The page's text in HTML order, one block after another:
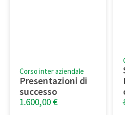
Corso inter aziendale
Presentazioni di
successo
1.600,00€